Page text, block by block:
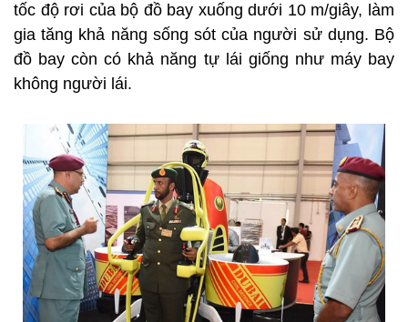
tốc độ rơi của bộ đồ bay xuống dưới 10 m/giây, làm
gia tăng khả năng sống sót của người sử dụng. Bộ
đồ bay còn có khả năng tự lái giống như máy bay
không người lái.